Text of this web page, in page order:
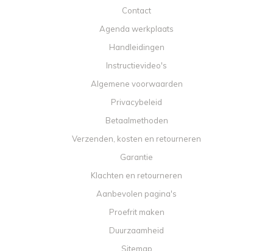
Contact
Agenda werkplaats
Handleidingen
Instructievideo's
Algemene voorwaarden
Privacybeleid
Betaalmethoden
Verzenden, kosten en retourneren
Garantie
Klachten en retourneren
Aanbevolen pagina's
Proefrit maken
Duurzaamheid
Sitemap